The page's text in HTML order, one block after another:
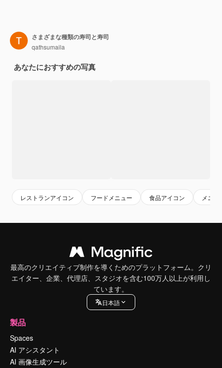
さまざまな種類の寿司と寿司
qathsumaila
あなたにおすすめの写真
レストランアイコン フードメニュー 食品アイコン メニ
最高のクリエイティブ制作を導くためのプラットフォーム。クリ
エイター、企業、代理店、スタジオを含む100万人以上が利用し
ています。
日本語
製品
Spaces
AI アシスタント
AI 画像生成ツール